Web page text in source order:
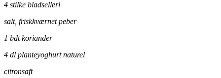
4 stilke bladselleri
salt, friskkværnet peber
1 bdt koriander
4 dl planteyoghurt naturel
citronsaft